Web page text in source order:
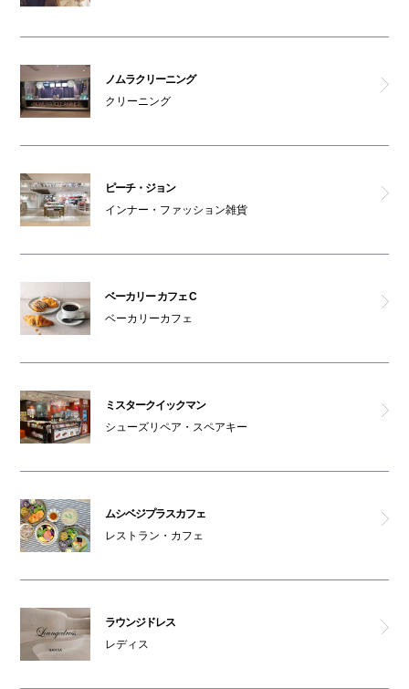
ノムラクリーニング
クリーニング
ピーチ・ジョン
インナー・ファッション雑貨
ベーカリー カフェ C
ベーカリーカフェ
ミスタークイックマン
シューズリペア・スペアキー
ムシベジプラスカフェ
レストラン・カフェ
ラウンジドレス
レディス